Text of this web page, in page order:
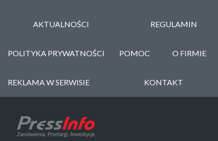
AKTUALNOŚCI REGULAMIN
POLITYKA PRYWATNOŚCI POMOC O FIRMIE
REKLAMA W SERWISIE KONTAKT